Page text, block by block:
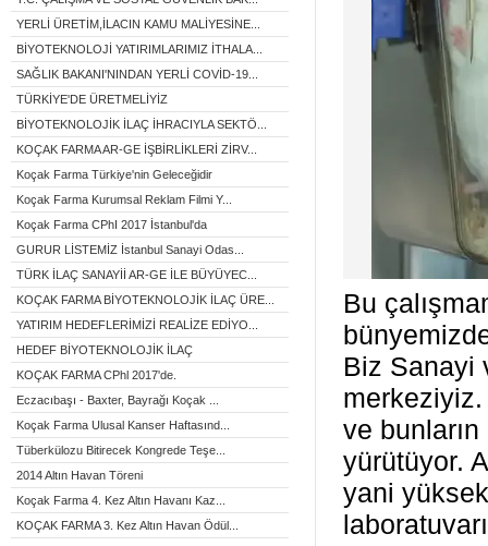
YERLİ ÜRETİM,İLACIN KAMU MALİYESİNE...
BİYOTEKNOLOJİ YATIRIMLARIMIZ İTHALA...
SAĞLIK BAKANI'NINDAN YERLİ COVİD-19...
TÜRKİYE'DE ÜRETMELİYİZ
BİYOTEKNOLOJİK İLAÇ İHRACIYLA SEKTÖ...
KOÇAK FARMA AR-GE İŞBİRLİKLERİ ZİRV...
Koçak Farma Türkiye'nin Geleceğidir
Koçak Farma Kurumsal Reklam Filmi Y...
Koçak Farma CPhI 2017 İstanbul'da
GURUR LİSTEMİZ İstanbul Sanayi Odas...
TÜRK İLAÇ SANAYİİ AR-GE İLE BÜYÜYEC...
KOÇAK FARMA BİYOTEKNOLOJİK İLAÇ ÜRE...
YATIRIM HEDEFLERİMİZİ REALİZE EDİYO...
HEDEF BİYOTEKNOLOJİK İLAÇ
KOÇAK FARMA CPhl 2017'de.
Eczacıbaşı - Baxter, Bayrağı Koçak ...
Koçak Farma Ulusal Kanser Haftasınd...
Tüberkülozu Bitirecek Kongrede Teşe...
2014 Altın Havan Töreni
Koçak Farma 4. Kez Altın Havanı Kaz...
KOÇAK FARMA 3. Kez Altın Havan Ödül...
Bu
Biz Sanayi
merkeziyiz.
ve bunların
yürütüyor.
yani